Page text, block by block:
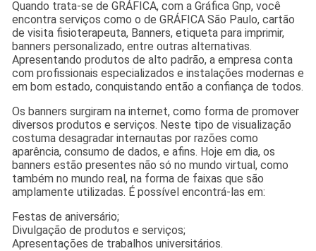
Quando trata-se de GRÁFICA, com a Gráfica Gnp, você
encontra serviços como o de GRÁFICA São Paulo, cartão
de visita fisioterapeuta, Banners, etiqueta para imprimir,
banners personalizado, entre outras alternativas.
Apresentando produtos de alto padrão, a empresa conta
com profissionais especializados e instalações modernas e
em bom estado, conquistando então a confiança de todos.
Os banners surgiram na internet, como forma de promover
diversos produtos e serviços. Neste tipo de visualização
costuma desagradar internautas por razões como
aparência, consumo de dados, e afins. Hoje em dia, os
banners estão presentes não só no mundo virtual, como
também no mundo real, na forma de faixas que são
amplamente utilizadas. É possível encontrá-las em:
Festas de aniversário;
Divulgação de produtos e serviços;
Apresentações de trabalhos universitários.